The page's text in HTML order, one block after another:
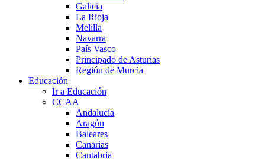
Galicia
La Rioja
Melilla
Navarra
País Vasco
Principado de Asturias
Región de Murcia
Educación
Ir a Educación
CCAA
Andalucía
Aragón
Baleares
Canarias
Cantabria